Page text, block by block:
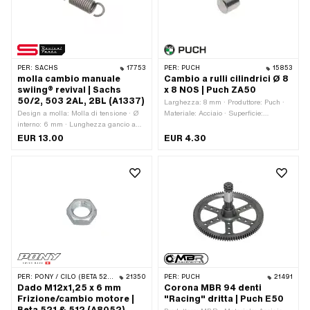
PER: SACHS 17753
molla cambio manuale
swiing® revival | Sachs
50/2, 503 2AL, 2BL (A1337)
Design a molla: Molla di tensione · Ø
interno: 6 mm · Lunghezza gancio a
molla: 8 mm · Ø esterno: 8.5 mm · Ø
mm · Materiale: Acciaio per molle ·
OEM no.: 0239 102 100
EUR 13.00
PER: PUCH 15853
Cambio a rulli cilindrici Ø 8
x 8 NOS | Puch ZA50
Larghezza: 8 mm · Produttore: Puch ·
Materiale: Acciaio · Superficie:
OEM Puch: 900.6129
EUR 4.30
PER: PONY / CILO (BETA 521 E 512) 21350
Dado M12x1,25 x 6 mm
Frizione/cambio motore |
PER: PUCH 21491
Corona MBR 94 denti
"Racing" dritta | Puch E50